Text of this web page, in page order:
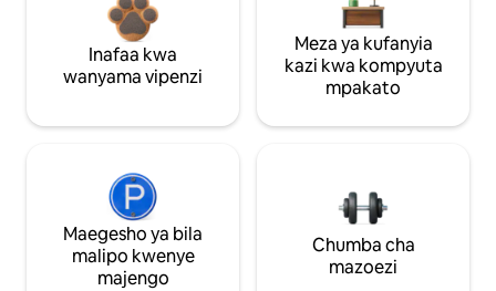
Inafaa kwa
wanyama vipenzi
Meza ya kufanyia
kazi kwa kompyuta
mpakato
Maegesho ya bila
malipo kwenye
majengo
Chumba cha
mazoezi